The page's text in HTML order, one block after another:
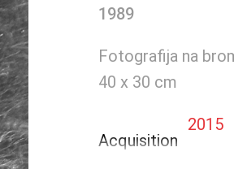
1989
Fotografija na
40 x 30 cm
Acquisition
2015